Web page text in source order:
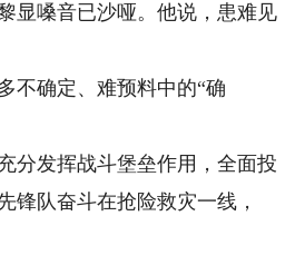
嗓音已沙哑。他说，患难见
确定、难预料中的“确
发挥战斗堡垒作用，全面投
锋队奋斗在抢险救灾一线，